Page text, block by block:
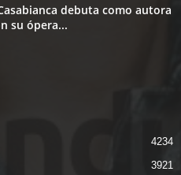
debuta como autora
su ópera...
4234
3921